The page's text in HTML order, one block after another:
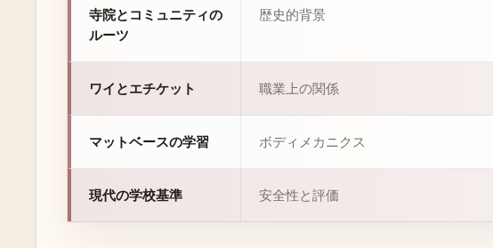
寺院とコミュニティの
ルーツ
歴史的背景
ワイとエチケット 職業上の関係
マットベースの学習 ボディメカニクス
現代の学校基準 安全性と評価